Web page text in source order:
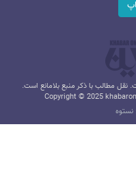
مطالب با ذکر منبع بلامانع است.
Copyright © 2025
نستوه